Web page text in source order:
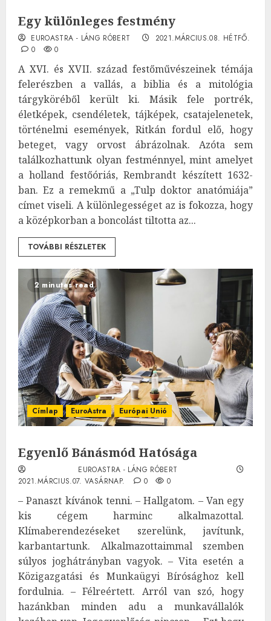
Egy különleges festmény
EUROASTRA - LÁNG RÓBERT
2021.MÁRCIUS.08. HÉTFŐ.
0
0
A XVI. és XVII. század festőművészeinek témája
felerészben a vallás, a biblia és a mitológia
tárgyköréből került ki. Másik fele portrék,
életképek, csendéletek, tájképek, csatajelenetek,
történelmi események, Ritkán fordul elő, hogy
beteget, vagy orvost ábrázolnak. Azóta sem
találkozhattunk olyan festménnyel, mint amelyet
a holland festőóriás, Rembrandt készített 1632-
ban. Ez a remekmű a „Tulp doktor anatómiája”
címet viseli. A különlegességet az is fokozza, hogy
a középkorban a boncolást tiltotta az...
TOVÁBBI RÉSZLETEK
2 minutes read
Címlap EuroAstra Európai Unió
Egyenlő Bánásmód Hatósága
EUROASTRA - LÁNG RÓBERT
2021.MÁRCIUS.07. VASÁRNAP.
0 0
– Panaszt kívánok tenni. – Hallgatom. – Van egy
kis cégem harminc alkalmazottal.
Klímaberendezéseket szerelünk, javítunk,
karbantartunk. Alkalmazottaimmal szemben
súlyos joghátrányban vagyok. – Vita esetén a
Közigazgatási és Munkaügyi Bírósághoz kell
fordulnia. – Félreértett. Arról van szó, hogy
hazánkban minden adu a munkavállalók